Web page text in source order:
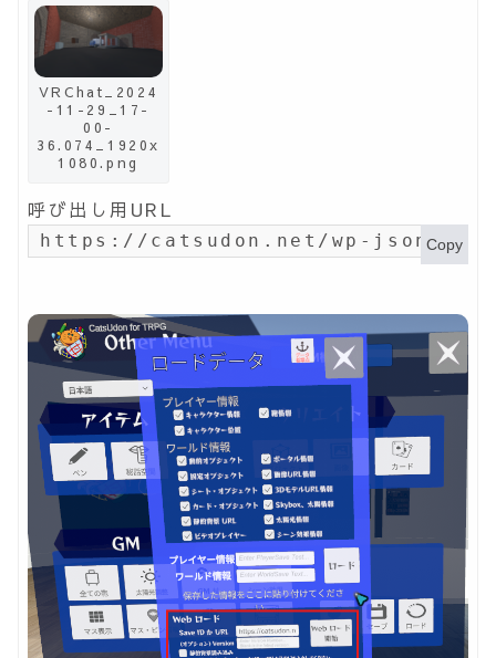
VRChat_2024
-11-29_17-
00-
36.074_1920x
1080.png
呼び出し用URL
https://catsudon.net/wp-json/my-
Copy